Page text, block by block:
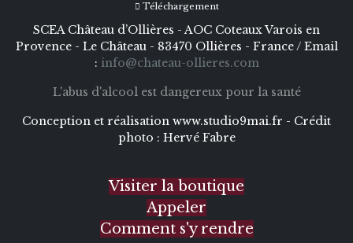
Téléchargement
SCEA Château d’Ollières - AOC Coteaux Varois en
Provence - Le Château - 83470 Ollières - France / Email
: info@chateau-ollieres.com
L'abus d'alcool est dangereux pour la santé
Conception et réalisation www.studio9mai.fr - Crédit
photo : Hervé Fabre
Visiter la boutique
Appeler
Comment s'y rendre